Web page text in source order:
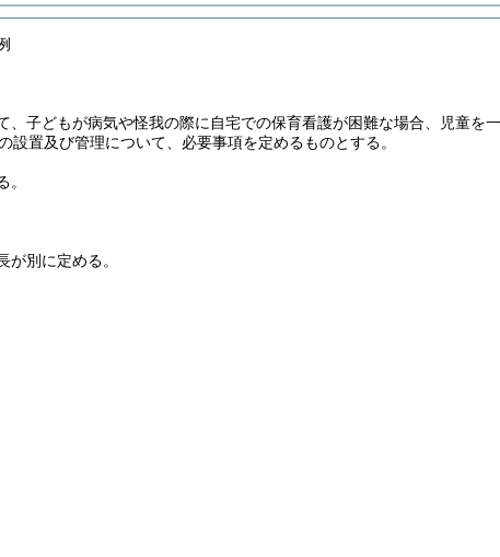
子どもが病気や怪我の際に自宅での保育看護が困難な場合、児童を
設置及び管理について、必要事項を定めるものとする。
別に定める。